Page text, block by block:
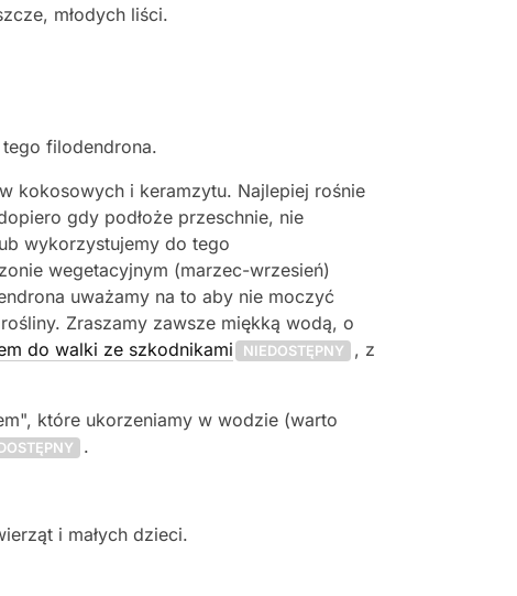
młodych liści.
filodendrona.
kokosowych i keramzytu. Najlepiej rośnie
gdy podłoże przeschnie, nie
wykorzystujemy do tego
wegetacyjnym (marzec-wrzesień)
uważamy na to aby nie moczyć
Zraszamy zawsze miękką wodą, o
do walki ze szkodnikami NIEDOSTĘPNY
, z
które ukorzeniamy w wodzie (warto
.
i małych dzieci.